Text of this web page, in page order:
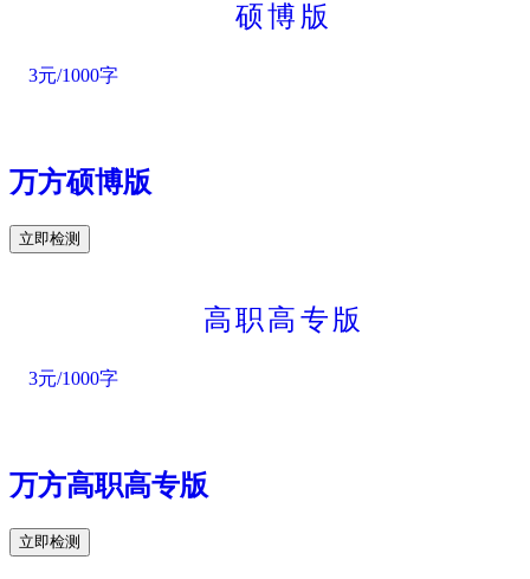
硕博版
3元/1000字
万方硕博版
立即检测
高职高专版
3元/1000字
万方高职高专版
立即检测